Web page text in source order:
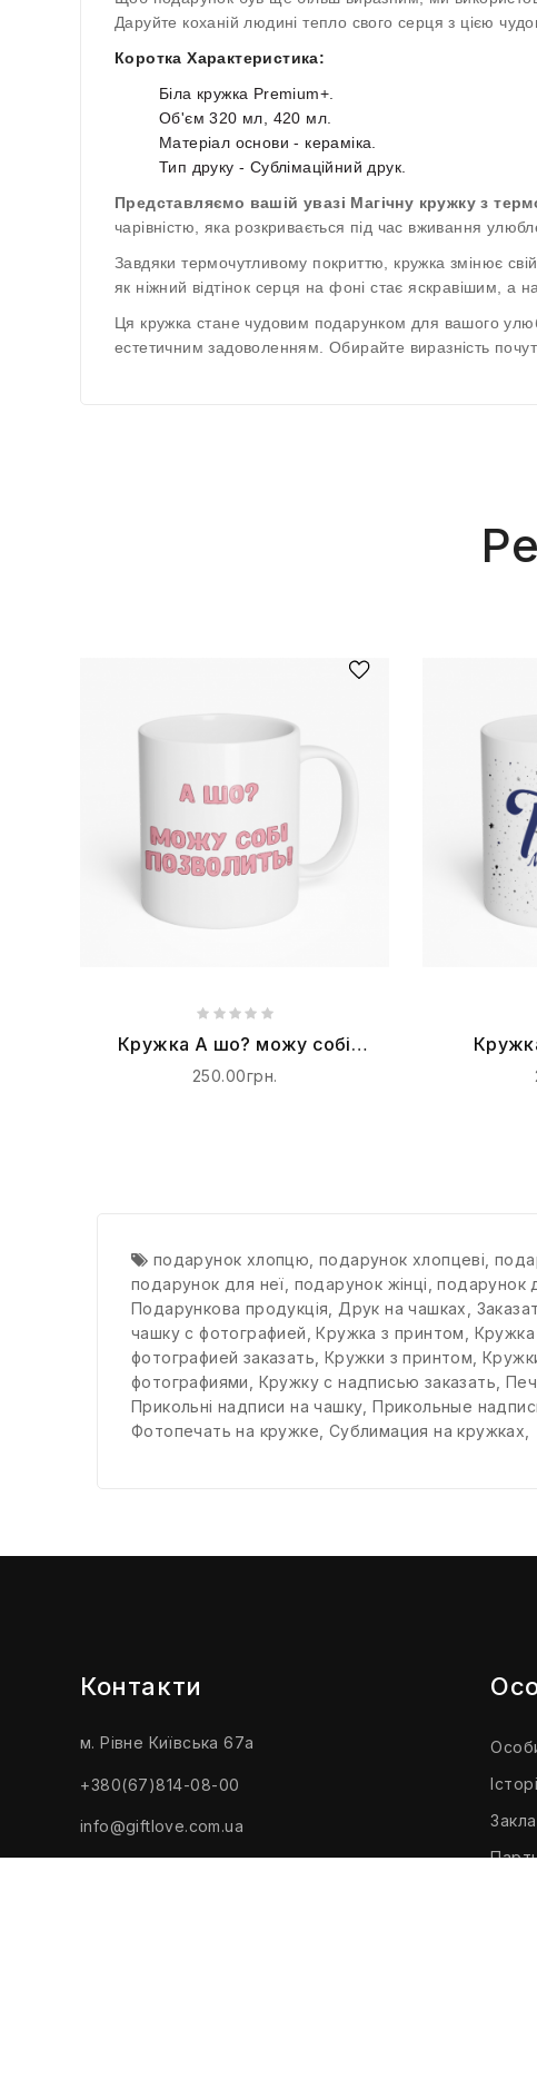
Даруйте коханій людині тепло свого серця з цією
Коротка Характеристика:
Біла кружка Premium+.
Об'єм 320 мл, 420 мл.
Матеріал основи - кераміка.
Тип друку - Сублімаційний друк.
Представляємо вашій увазі Магічну кружку з
чарівністю, яка розкривається під час вживання
Завдяки термочутливому покриттю, кружка змінює
як ніжний відтінок серця на фоні стає яскравішим,
Ця кружка стане чудовим подарунком для вашого
естетичним задоволенням. Обирайте виразність
Кружка А шо? можу собі
позволить!
250.00грн.
подарунок хлопцю ,подарунок хлопцеві ,
подарунок для неї подарунок жінці ,подарунок
Подарункова продукція
Друк на чашках
чашку с фотографией ,Кружка з принтом Кружка
фотографией заказать Кружки з принтом ,
фотографиями
Кружку с надписью заказать
Прикольні надписи на чашку ,Прикольные
Фотопечать на кружке Сублимация на кружках
Контакти
м. Рівне Київська 67а
+380(67)814-08-00
info@giftlove.com.ua